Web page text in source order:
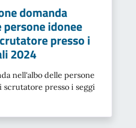
domanda
persone idonee
presso i
2024
nell'albo delle persone
presso i seggi